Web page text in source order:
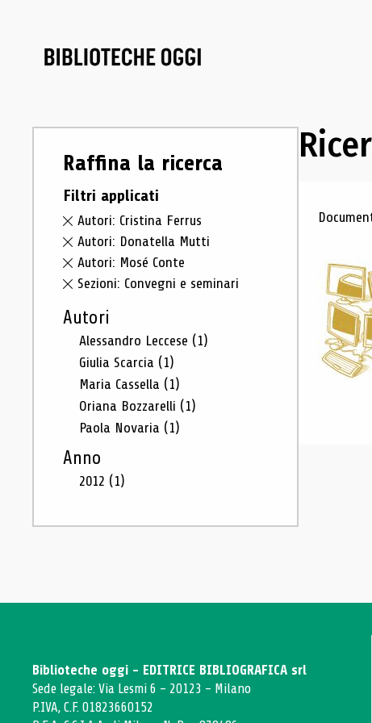
Raffina la ricerca
Filtri applicati
Autori: Cristina Ferrus
Autori: Donatella Mutti
Autori: Mosé Conte
Sezioni: Convegni e seminari
Autori
Alessandro Leccese (1)
Giulia Scarcia (1)
Maria Cassella (1)
Oriana Bozzarelli (1)
Paola Novaria (1)
Anno
2012 (1)
Biblioteche oggi - EDITRICE BIBLIOGRAFICA srl
Sede legale: Via Lesmi 6 - 20123 - Milano
P.IVA, C.F. 01823660152